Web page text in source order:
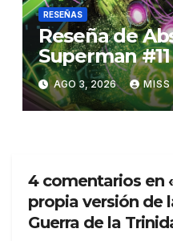
RESEÑAS
Reseña de
Superman #11
AGO 3, 2026 MISS
4 comentarios en
propia versión de
Guerra de la